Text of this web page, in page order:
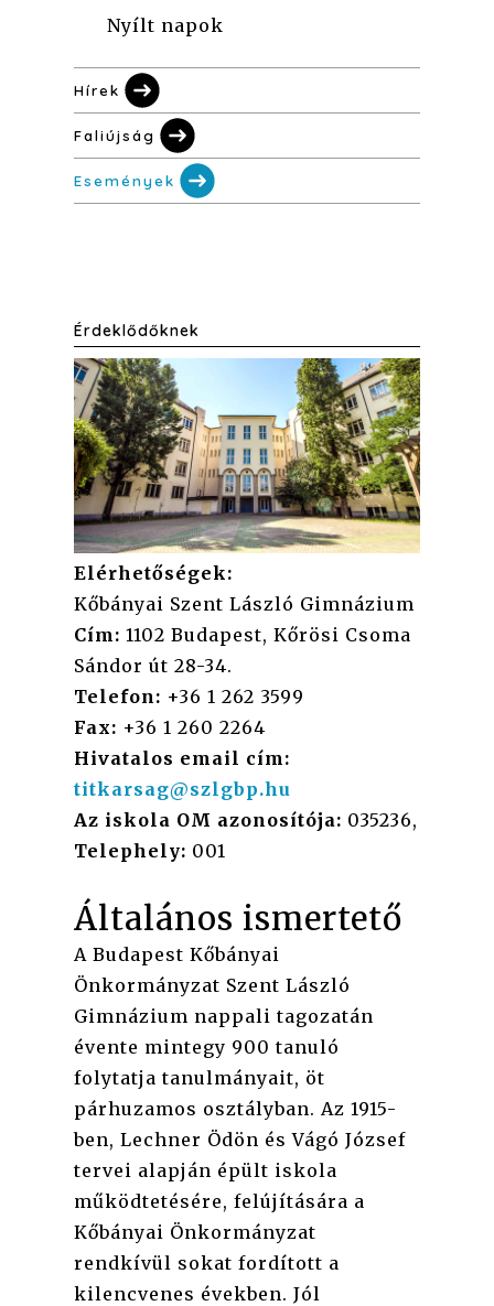
Nyílt napok
Hírek
Faliújság
Események
Érdeklődőknek
Elérhetőségek:
Kőbányai Szent László Gimnázium
Cím: 1102 Budapest, Kőrösi Csoma
Sándor út 28-34.
Telefon: +36 1 262 3599
Fax: +36 1 260 2264
Hivatalos email cím:
titkarsag@szlgbp.hu
Az iskola OM azonosítója: 035236,
Telephely: 001
Általános ismertető
A Budapest Kőbányai
Önkormányzat Szent László
Gimnázium nappali tagozatán
évente mintegy 900 tanuló
folytatja tanulmányait, öt
párhuzamos osztályban. Az 1915-
ben, Lechner Ödön és Vágó József
tervei alapján épült iskola
működtetésére, felújítására a
Kőbányai Önkormányzat
rendkívül sokat fordított a
kilencvenes években. Jól